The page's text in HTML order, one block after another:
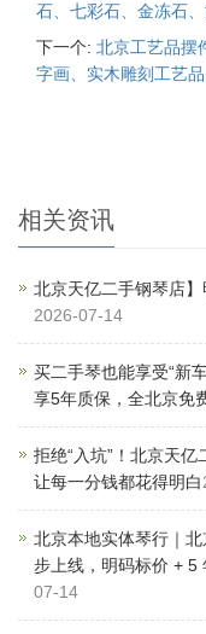
石、七彩石、金冻石
下一个: 北京工艺品摆
字画、实木雕刻工艺
相关资讯
北京天亿二手钢琴店
2026-07-14
买二手琴也能享受“新
享5年质保，全北京免
拒绝“入坑”！北京天
让每一分钱都花得明白
北京本地实体琴行｜
步上线，明码标价 + 5
07-14